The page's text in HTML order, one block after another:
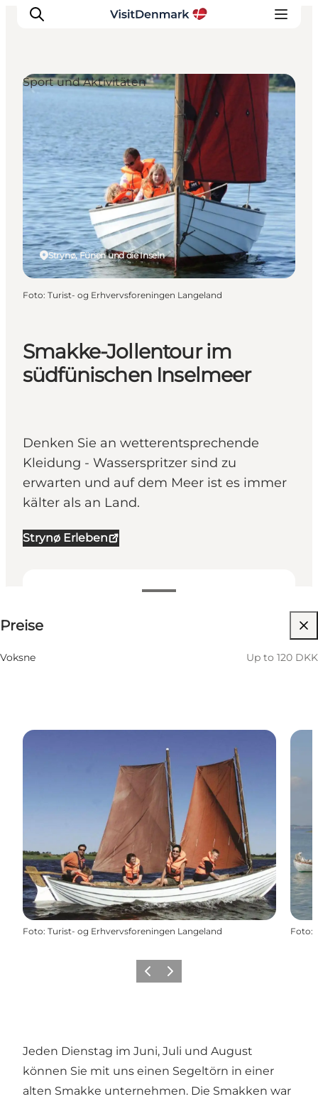
Inspiration
Regionen
Erlebnisse
Unterkünfte
Reiseplanung
Smakke-Jollentour im
südfünischen Inselmeer
Denken Sie an wetterentsprechende
Kleidung - Wasserspritzer sind zu
erwarten und auf dem Meer ist es immer
kälter als an Land.
Strynø Erleben
Preise
Voksne Up to 120 DKK
Strynø, Fünen und die Inseln
Sport und Aktivitäten
Foto: Turist- og Erhvervsforeningen Langeland
Foto: Turist- og Erhvervsforeningen Langeland Foto:
ZurückWeiter
Jeden Dienstag im Juni, Juli und August
können Sie mit uns einen Segeltörn in einer
alten Smakke unternehmen. Die Smakken war